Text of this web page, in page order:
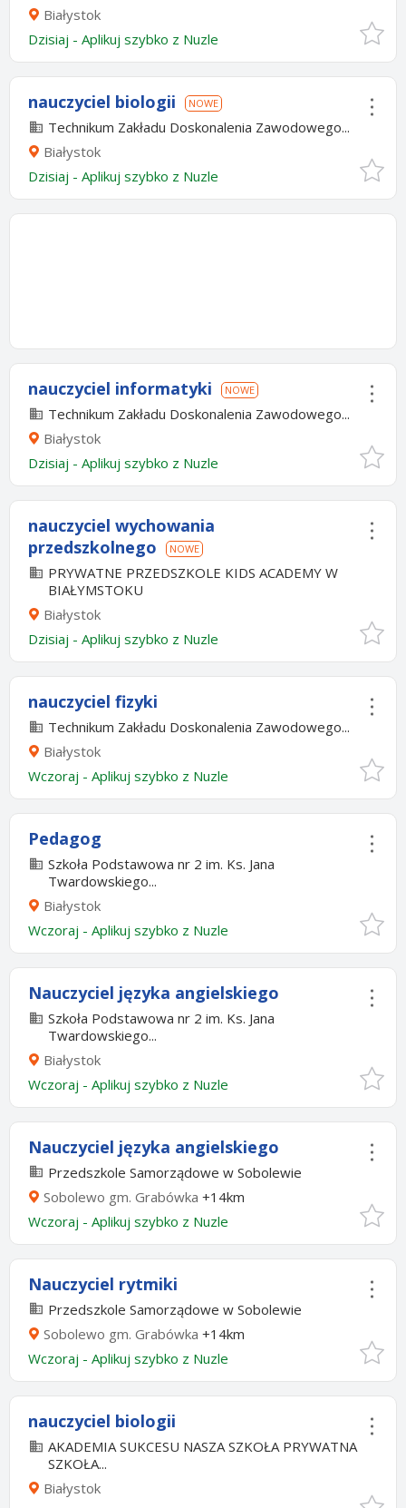
Białystok
Dzisiaj - Aplikuj szybko z Nuzle
nauczyciel biologii NOWE
Technikum Zakładu Doskonalenia Zawodowego...
Białystok
Dzisiaj - Aplikuj szybko z Nuzle
nauczyciel informatyki NOWE
Technikum Zakładu Doskonalenia Zawodowego...
Białystok
Dzisiaj - Aplikuj szybko z Nuzle
nauczyciel wychowania
przedszkolnego
NOWE
PRYWATNE PRZEDSZKOLE KIDS ACADEMY W
BIAŁYMSTOKU
Białystok
Dzisiaj - Aplikuj szybko z Nuzle
nauczyciel fizyki
Technikum Zakładu Doskonalenia Zawodowego...
Białystok
Wczoraj - Aplikuj szybko z Nuzle
Pedagog
Szkoła Podstawowa nr 2 im. Ks. Jana
Twardowskiego...
Białystok
Wczoraj - Aplikuj szybko z Nuzle
Nauczyciel języka angielskiego
Szkoła Podstawowa nr 2 im. Ks. Jana
Twardowskiego...
Białystok
Wczoraj - Aplikuj szybko z Nuzle
Nauczyciel języka angielskiego
Przedszkole Samorządowe w Sobolewie
Sobolewo gm. Grabówka +14km
Wczoraj - Aplikuj szybko z Nuzle
Nauczyciel rytmiki
Przedszkole Samorządowe w Sobolewie
Sobolewo gm. Grabówka +14km
Wczoraj - Aplikuj szybko z Nuzle
nauczyciel biologii
AKADEMIA SUKCESU NASZA SZKOŁA PRYWATNA
SZKOŁA...
Białystok